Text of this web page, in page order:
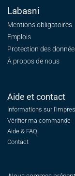
Labasni
Mentions obligatoires
Emplois
Protection des
À propos de nous
Aide et contact
Informations sur
Vérifier ma commande
Aide & FAQ
Contact